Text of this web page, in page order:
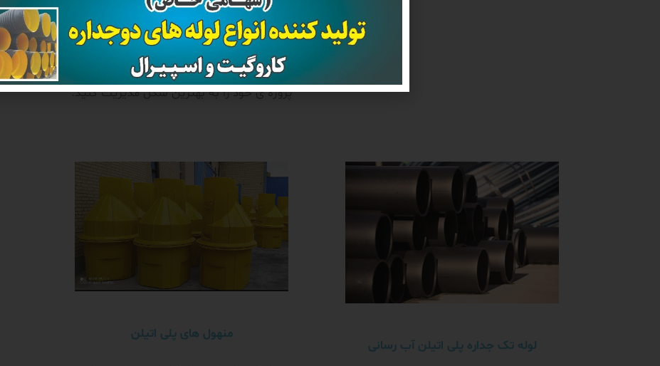
برای انتخاب بهتر و مناسب تر نیازمند تجربه ای خواهید بود که کارشناسان
مجرب شرکت قدیر لوله پاسارگاد به صورت رایگان در اختیار شما قرار خواهند
داد تا با صرفه جویی در هزینه و زمان محصول مناسب خود را انتخاب کنید و
پروژه ی خود را به بهترین شکل مدیریت کنید.
لوله تک جداره پلی اتیلن آب رسانی
منهول های پلی اتیلن